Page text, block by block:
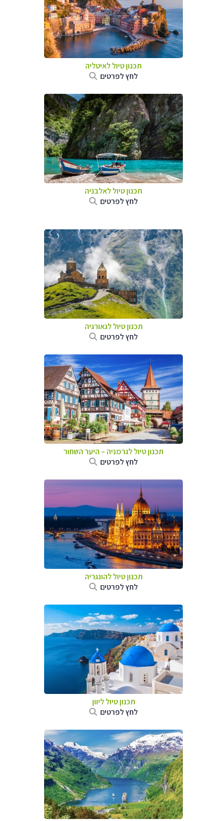
תכנון טיול לאיטליה
לחץ לפרטים
תכנון טיול לאלבניה
לחץ לפרטים
תכנון טיול לגאורגיה
לחץ לפרטים
תכנון טיול לגרמניה – היער השחור
לחץ לפרטים
תכנון טיול להונגריה
לחץ לפרטים
תכנון טיול ליוון
לחץ לפרטים